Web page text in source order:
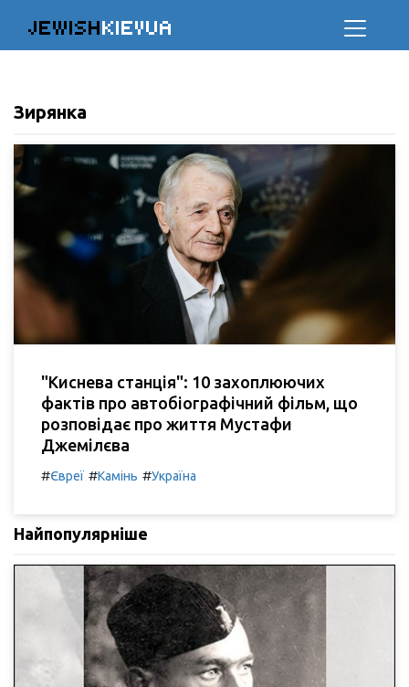
JEWISHKIEVUA
Зирянка
"Киснева станція": 10 захоплюючих
фактів про автобіографічний фільм, що
розповідає про життя Мустафи
Джемілєва
#Євреї #Камінь #Україна
Найпопулярніше